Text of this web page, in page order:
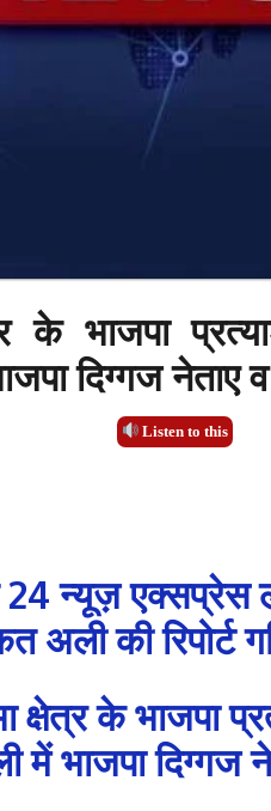
के भाजपा
दिग्गज नेताए
Listen to this
24 न्यूज़ एक्सप्रेस
अली की रिपोर्ट
के भाजपा
में भाजपा दिग्गज